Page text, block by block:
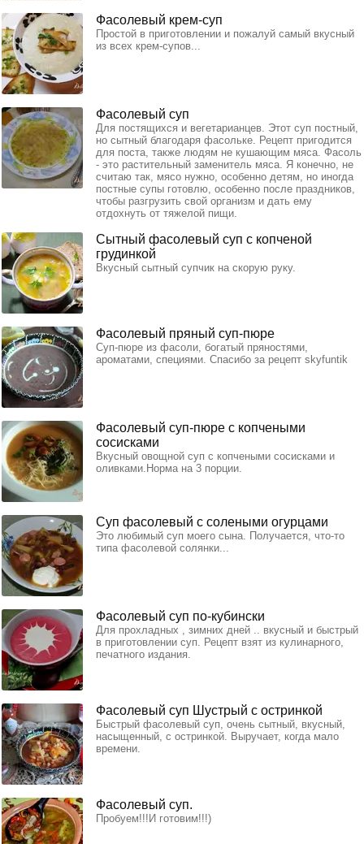
Фасолевый крем-суп
Простой в приготовлении и пожалуй самый вкусный
из всех крем-супов...
Фасолевый суп
Для постящихся и вегетарианцев. Этот суп постный,
но сытный благодаря фасольке. Рецепт пригодится
для поста, также людям не кушающим мяса. Фасоль
- это растительный заменитель мяса. Я конечно, не
считаю так, мясо нужно, особенно детям, но иногда
постные супы готовлю, особенно после праздников,
чтобы разгрузить свой организм и дать ему
отдохнуть от тяжелой пищи.
Cытный фасолевый суп с копченой
грудинкой
Вкусный сытный супчик на скорую руку.
Фасолевый пряный суп-пюре
Суп-пюре из фасоли, богатый пряностями,
ароматами, специями. Спасибо за рецепт skyfuntik
Фасолевый суп-пюре с копчеными
сосисками
Вкусный овощной суп с копчеными сосисками и
оливками.Норма на 3 порции.
Суп фасолевый с солеными огурцами
Это любимый суп моего сына. Получается, что-то
типа фасолевой солянки...
Фасолевый суп по-кубински
Для прохладных , зимних дней .. вкусный и быстрый
в приготовлении суп. Рецепт взят из кулинарного,
печатного издания.
Фасолевый суп Шустрый с остринкой
Быстрый фасолевый суп, очень сытный, вкусный,
насыщенный, с остринкой. Выручает, когда мало
времени.
Фасолевый суп.
Пробуем!!!И готовим!!!)